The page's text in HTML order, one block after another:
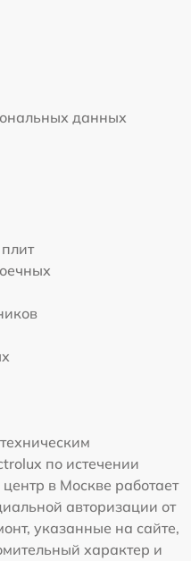
данных
по истечении
в Москве работает
авторизации от
указанные на сайте,
характер и